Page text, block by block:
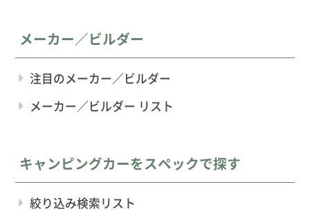
メーカー／ビルダー
注目のメーカー／ビルダー
メーカー／ビルダー リスト
キャンピングカーをスペックで探す
絞り込み検索リスト